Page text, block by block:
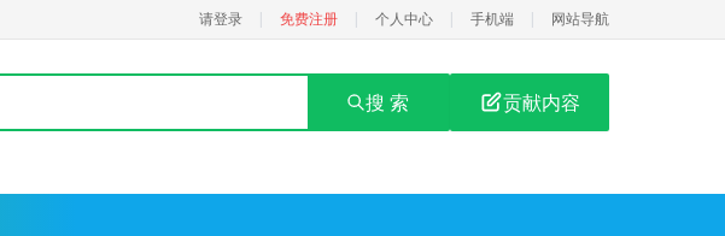
请登录 | 免费注册 | 个人中心 | 手机端 | 网站导航
搜 索 贡献内容